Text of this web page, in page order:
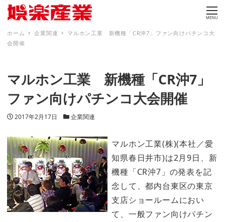
MENU
ホーム 企業関連
マルホン工業 新機種「CR沖7」ファン向けパチンコ大
会開催
マルホン工業 新機種「CR沖7」
ファン向けパチンコ大会開催
投稿日
2017年2月17日 カテゴリー
企業関連
マルホン工業(株)(本社／愛
知県春日井市)は2月9日、新
機種「CR沖7」の発表を記
念して、都内台東区の東京
支店ショールームにおい
て、一般ファン向けパチン